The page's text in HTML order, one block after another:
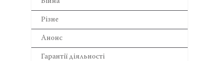
Різне
Анонс
Гарантії діяльності